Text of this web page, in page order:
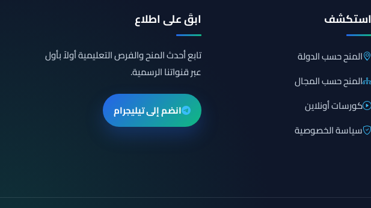
استكشف
المنح حسب الدولة
المنح حسب المجال
كورسات أونلاين
سياسة الخصوصية
ابقَ على اطلاع
تابع أحدث المنح والفرص التعليمية أولاً بأول
عبر قنواتنا الرسمية.
انضم إلى تيليجرام